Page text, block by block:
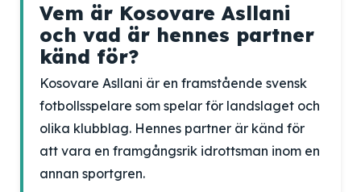
Vem är Kosovare Asllani
och vad är hennes partner
känd för?
Kosovare Asllani är en framstående svensk
fotbollsspelare som spelar för landslaget och
olika klubblag. Hennes partner är känd för
att vara en framgångsrik idrottsman inom en
annan sportgren.